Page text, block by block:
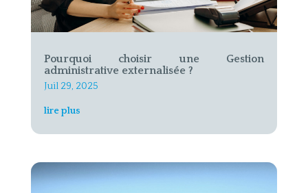
Pourquoi choisir une Gestion
administrative externalisée ?
Juil 29, 2025
lire plus